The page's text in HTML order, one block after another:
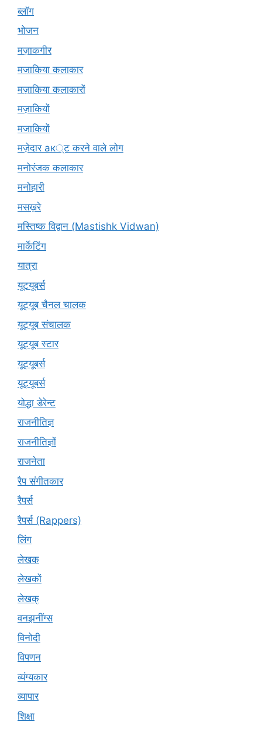
ब्लॉग
भोजन
मज़ाकगीर
मजाकिया कलाकार
मज़ाकिया कलाकारों
मज़ाकियों
मजाकियों
मज़ेदार ак्ट करने वाले लोग
मनोरंजक कलाकार
मनोहारी
मसख़रे
मस्तिष्क विद्वान (Mastishk Vidwan)
मार्केटिंग
यात्रा
यूटयूबर्स
यूट्यूब चैनल चालक
यूट्यूब संचालक
यूट्यूब स्टार
यूट्यूबर्स
यूट्‍यूबर्स
योद्धा डेरेन्ट
राजनीतिज्ञ
राजनीतिज्ञों
राजनेता
रैप संगीतकार
रैपर्स
रैपर्स (Rappers)
लिंग
लेखक
लेखकों
लेखक्
वनझनींग्स
विनोदी
विपणन
व्यंग्यकार
व्यापार
शिक्षा